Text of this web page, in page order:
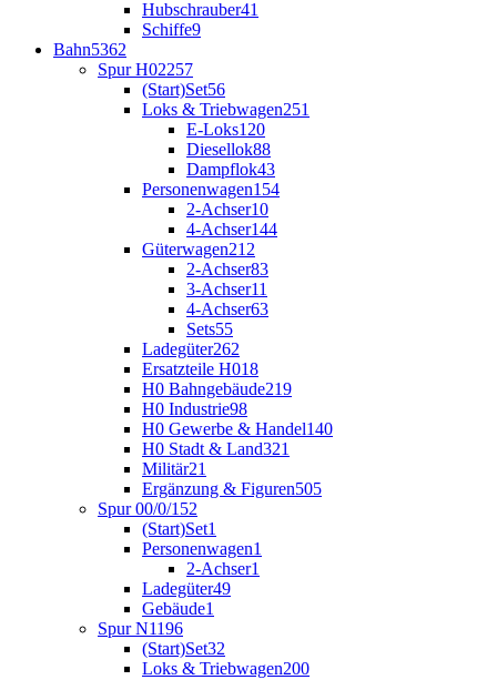
Hubschrauber41
Schiffe9
Bahn5362
Spur H02257
(Start)Set56
Loks & Triebwagen251
E-Loks120
Diesellok88
Dampflok43
Personenwagen154
2-Achser10
4-Achser144
Güterwagen212
2-Achser83
3-Achser11
4-Achser63
Sets55
Ladegüter262
Ersatzteile H018
H0 Bahngebäude219
H0 Industrie98
H0 Gewerbe & Handel140
H0 Stadt & Land321
Militär21
Ergänzung & Figuren505
Spur 00/0/1 52
(Start)Set1
Personenwagen1
2-Achser1
Ladegüter49
Gebäude1
Spur N1196
(Start)Set32
Loks & Triebwagen200